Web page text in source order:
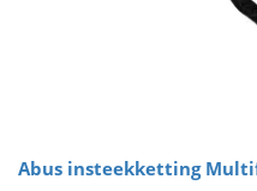
Abus insteekketting